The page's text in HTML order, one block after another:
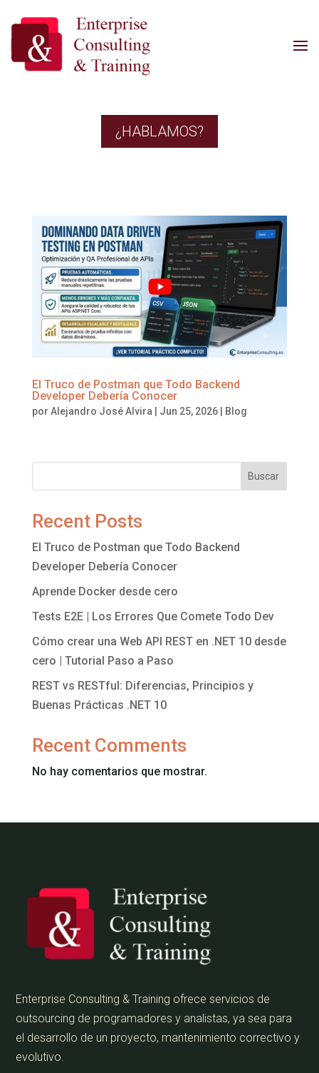
¿HABLAMOS?
El Truco de Postman que Todo Backend
Developer Debería Conocer
por Alejandro José Alvira | Jun 25, 2026| Blog
Buscar
Recent Posts
El Truco de Postman que Todo Backend
Developer Debería Conocer
Aprende Docker desde cero
Tests E2E | Los Errores Que Comete Todo Dev
Cómo crear una Web API REST en .NET 10 desde
cero | Tutorial Paso a Paso
REST vs RESTful: Diferencias, Principios y
Buenas Prácticas .NET 10
Recent Comments
No hay comentarios que mostrar.
Enterprise Consulting & Training ofrece servicios de
outsourcing de programadores y analistas, ya sea para
el desarrollo de un proyecto, mantenimiento correctivo y
evolutivo.